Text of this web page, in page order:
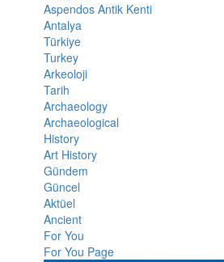
Aspendos Antik Kenti
Antalya
Türkiye
Turkey
Arkeoloji
Tarih
Archaeology
Archaeological
History
Art History
Gündem
Güncel
Aktüel
Ancient
For You
For You Page